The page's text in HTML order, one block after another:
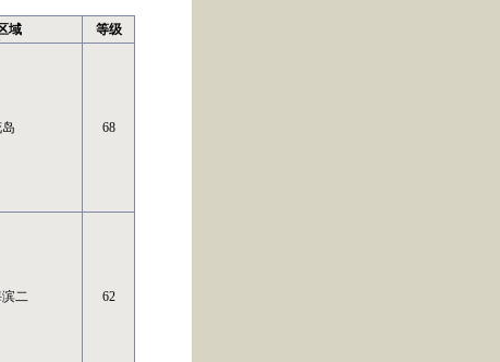
域 等级
68
二 62